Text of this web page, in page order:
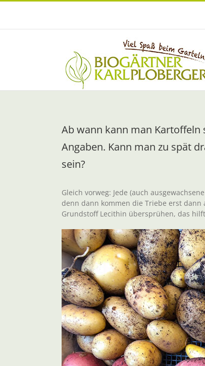
Zum
Ab wann kann man Kartoffeln
Angaben. Kann man zu spät
sein?
Gleich vorweg: Jede (auch
denn dann kommen die Triebe erst
Grundstoff Lecithin übersprühen, das